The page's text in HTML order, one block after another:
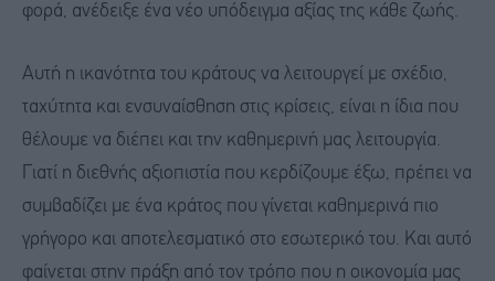
φορά, ανέδειξε ένα νέο υπόδειγμα αξίας της κάθε ζωής.
Αυτή η ικανότητα του κράτους να λειτουργεί με σχέδιο,
ταχύτητα και ενσυναίσθηση στις κρίσεις, είναι η ίδια που
θέλουμε να διέπει και την καθημερινή μας λειτουργία.
Γιατί η διεθνής αξιοπιστία που κερδίζουμε έξω, πρέπει να
συμβαδίζει με ένα κράτος που γίνεται καθημερινά πιο
γρήγορο και αποτελεσματικό στο εσωτερικό του. Και αυτό
φαίνεται στην πράξη από τον τρόπο που η οικονομία μας